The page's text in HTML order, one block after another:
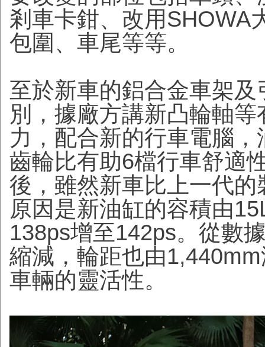
剎車卡鉗、改用SHOWA
包圍、車尾等等。
至於新車的鋁合金車架
別，據廠方講新凸輪軸
力，配合新的行車電腦
齒輪比有助6檔行車舒適
後，雖然新車比上一代
原因是新油缸的容積由
138ps增至142ps。從數
縮減，輪距也由
車輛的靈活性。